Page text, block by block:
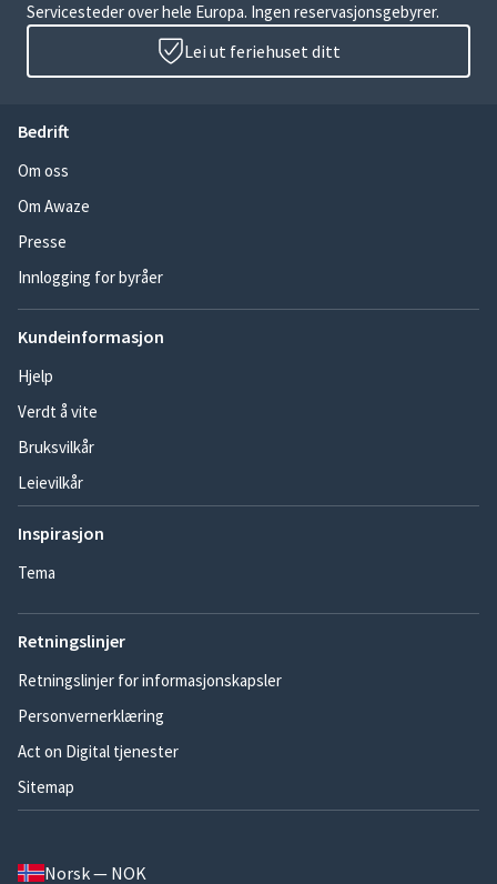
Servicesteder over hele Europa. Ingen reservasjonsgebyrer.
Lei ut feriehuset ditt
Bedrift
Om oss
Om Awaze
Presse
Innlogging for byråer
Kundeinformasjon
Hjelp
Verdt å vite
Bruksvilkår
Leievilkår
Inspirasjon
Tema
Retningslinjer
Retningslinjer for informasjonskapsler
Personvernerklæring
Act on Digital tjenester
Sitemap
Norsk — NOK